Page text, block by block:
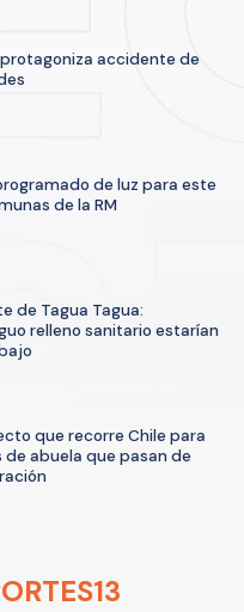
accidente de
de luz para este
de la RM
de Tagua Tagua:
relleno sanitario estarían
que recorre Chile para
abuela que pasan de